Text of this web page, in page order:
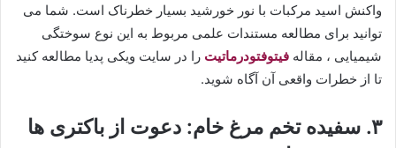
واکنش اسید مرکبات با نور خورشید بسیار خطرناک است. شما می
توانید برای مطالعه مستندات علمی مربوط به این نوع سوختگی
شیمیایی ، مقاله فیتوفتودرماتیت را در سایت ویکی پدیا مطالعه کنید
تا از خطرات واقعی آن آگاه شوید.
۳. ​سفیده تخم مرغ خام: دعوت از باکتری ها